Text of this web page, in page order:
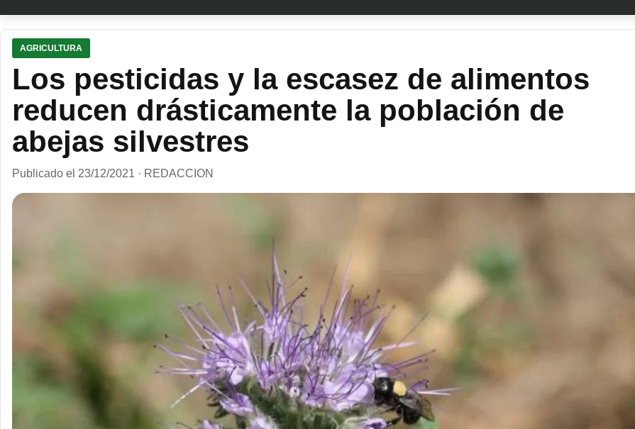
AGRICULTURA
Los pesticidas y la escasez de alimentos
reducen drásticamente la población de
abejas silvestres
Publicado el 23/12/2021 · REDACCION